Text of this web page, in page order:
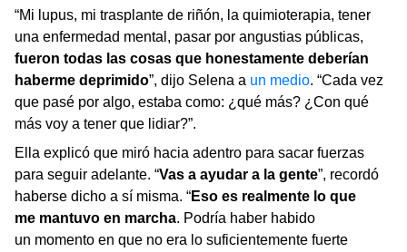
“Mi lupus, mi trasplante de riñón, la quimioterapia, tener
una enfermedad mental, pasar por angustias públicas,
fueron todas las cosas que honestamente deberían
haberme deprimido”, dijo Selena a un medio. “Cada vez
que pasé por algo, estaba como: ¿qué más? ¿Con qué
más voy a tener que lidiar?”.
Ella explicó que miró hacia adentro para sacar fuerzas
para seguir adelante. “Vas a ayudar a la gente”, recordó
haberse dicho a sí misma. “Eso es realmente lo que
me mantuvo en marcha. Podría haber habido
un momento en que no era lo suficientemente fuerte